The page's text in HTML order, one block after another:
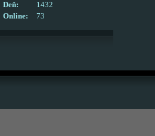
Online: 73
Deň:
1432